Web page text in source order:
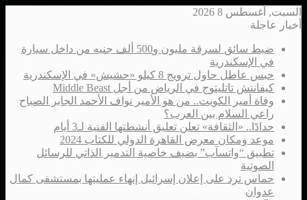
السبت, أغسطس 8 2026
أخبار عاجلة
ضبط سائق لسرقة مليون و500 ألف جنيه من داخل سيارة
في الإسكندرية
حبس عاطل حاول ترويج 8 كيلو «حشيش» في الإسكندرية
كيفانتش تاتليتوج في الرياض من أجل Middle Beast
وفاة أمير الكويت.. من هو الأمير نواف الأحمد الجابر الصباح
راعي السلام بين العرب؟
حدادًا.. «الثقافة» تعلن تعليق أنشطتها الفنية لـ3 أيام
موعد ومكان معرض القاهرة الدولي للكتاب 2024
تطبيق “واتسآب” يضيف خاصية التدمير الذاتي للرسائل
الصوتية
حماس ترد على إعلان إسرائيل إنهاء عمليتها بمستشفى كمال
عدوان